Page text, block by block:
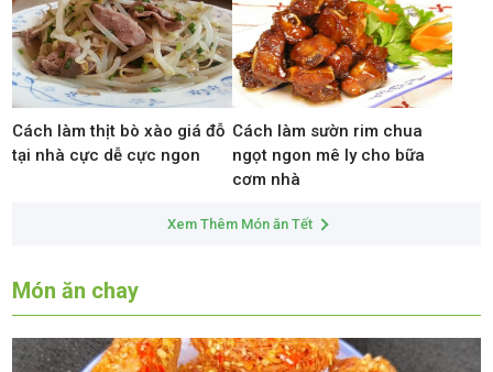
Cách làm thịt bò xào giá đỗ
tại nhà cực dễ cực ngon
Cách làm sườn rim chua
ngọt ngon mê ly cho bữa
cơm nhà
Xem Thêm Món ăn Tết
Món ăn chay